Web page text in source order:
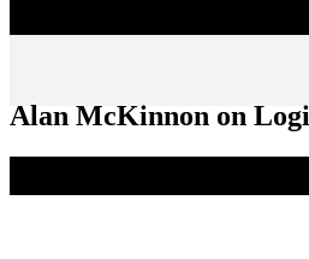
Alan McKinnon on